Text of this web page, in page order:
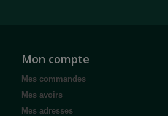
Mon compte
Mes commandes
Mes avoirs
Mes adresses